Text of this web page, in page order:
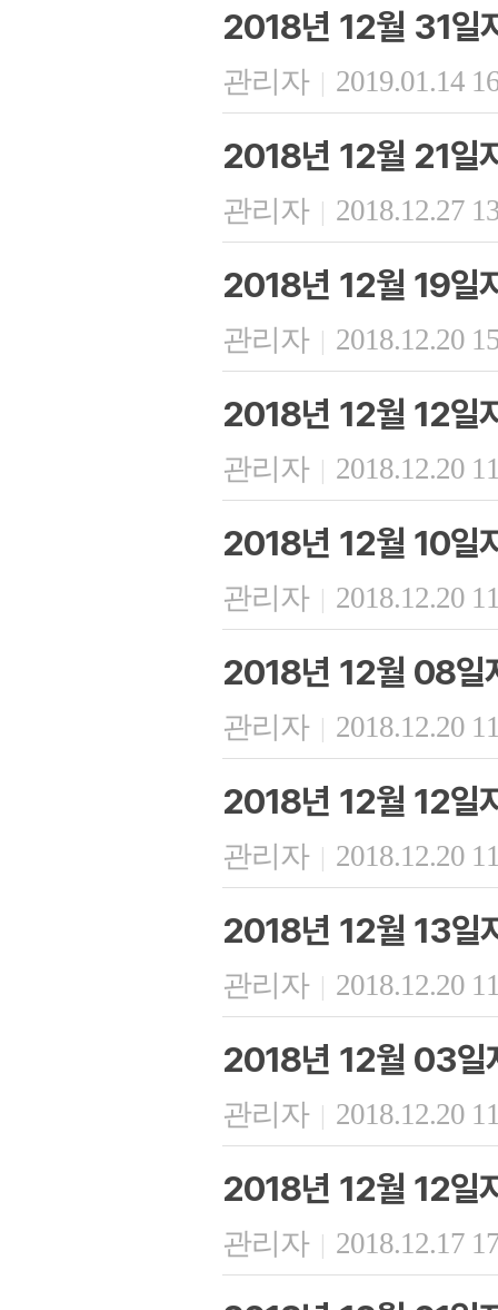
2018년 12월 31일
관리자 | 2019.01.14
2018년 12월 21일
관리자 | 2018.12.27
2018년 12월 19일
관리자 | 2018.12.20
2018년 12월 12일
관리자 | 2018.12.20
2018년 12월 10일
관리자 | 2018.12.20
2018년 12월 08일
관리자 | 2018.12.20
2018년 12월 12일
관리자 | 2018.12.20
2018년 12월 13일
관리자 | 2018.12.20
2018년 12월 03일
관리자 | 2018.12.20
2018년 12월 12일
관리자 | 2018.12.17